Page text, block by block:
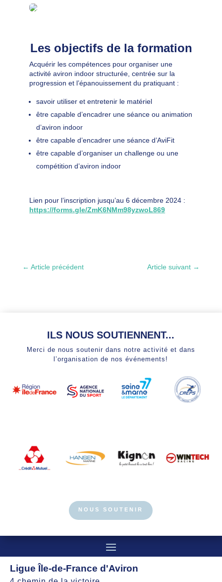
Les objectifs de la formation
Acquérir les compétences pour organiser une
activité aviron indoor structurée, centrée sur la
progression et l’épanouissement du pratiquant :
savoir utiliser et entretenir le matériel
être capable d’encadrer une séance ou animation
d’aviron indoor
être capable d’encadrer une séance d’AviFit
être capable d’organiser un challenge ou une
compétition d’aviron indoor
Lien pour l’inscription jusqu’au 6 décembre 2024 :
https://forms.gle/ZmK6NMm98yzwoL869
← Article précédent Article suivant →
ILS NOUS SOUTIENNENT...
Merci de nous soutenir dans notre activité et dans
l’organisation de nos événements!
NOUS SOUTENIR
Ligue Île-de-France d'Aviron